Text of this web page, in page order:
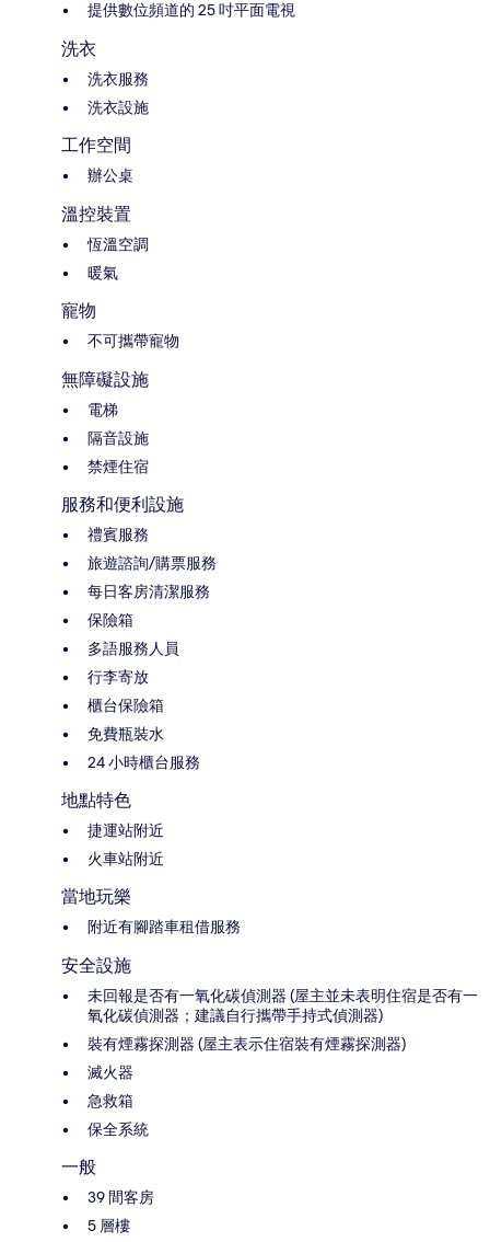
提供數位頻道的 25 吋平面電視
洗衣
洗衣服務
洗衣設施
工作空間
辦公桌
溫控裝置
恆溫空調
暖氣
寵物
不可攜帶寵物
無障礙設施
電梯
隔音設施
禁煙住宿
服務和便利設施
禮賓服務
旅遊諮詢/購票服務
每日客房清潔服務
保險箱
多語服務人員
行李寄放
櫃台保險箱
免費瓶裝水
24 小時櫃台服務
地點特色
捷運站附近
火車站附近
當地玩樂
附近有腳踏車租借服務
安全設施
未回報是否有一氧化碳偵測器 (屋主並未表明住宿是否有一
氧化碳偵測器；建議自行攜帶手持式偵測器)
裝有煙霧探測器 (屋主表示住宿裝有煙霧探測器)
滅火器
急救箱
保全系統
一般
39 間客房
5 層樓